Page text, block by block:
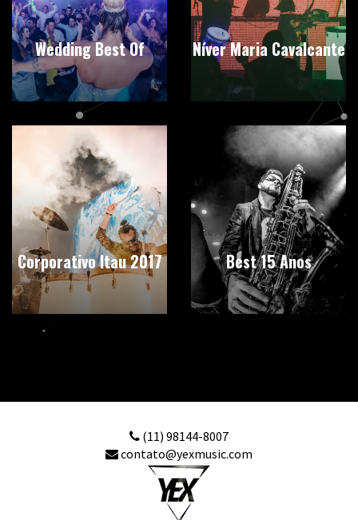
Wedding Best Of Níver Maria Cavalcante
Corporativo Itau 2017 Best 15 Anos
(11) 98144-8007
contato@yexmusic.com